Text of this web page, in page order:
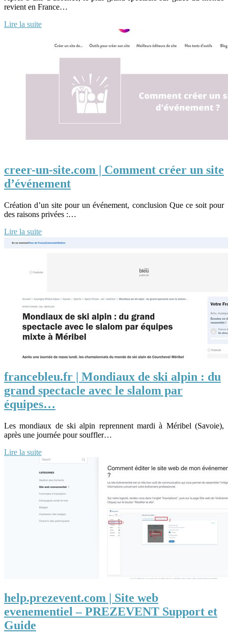
revient en France…
Lire la suite
creer-un-site.com | Comment créer un site
d’événement
Création d’un site pour un événement, conclusion Que ce soit pour
des raisons privées :…
Lire la suite
francebleu.fr | Mondiaux de ski alpin : du
grand spectacle avec le slalom par
équipes…
Les mondiaux de ski alpin reprennent mardi à Méribel (Savoie),
après une journée pour souffler…
Lire la suite
help.prezevent.com | Site web
evenementiel – PREZEVENT Support et
Guide